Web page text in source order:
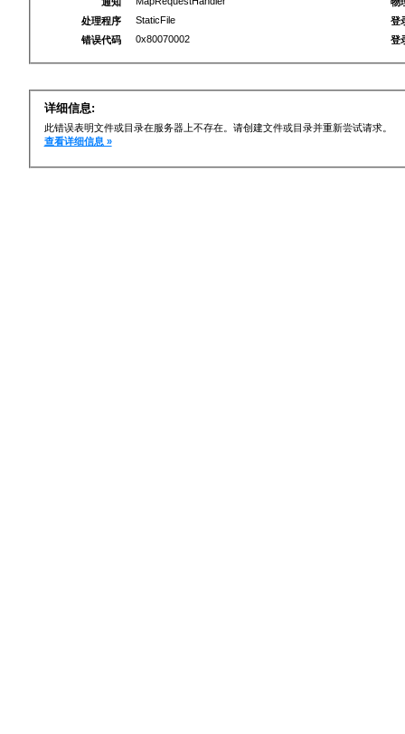
处理程序
StaticFile
错误代码
0x80070002
登
登
详细信息:
此错误表明文件或目录在服务器上不存在。请创建文件或目录并重新尝试请求。
查看详细信息 »